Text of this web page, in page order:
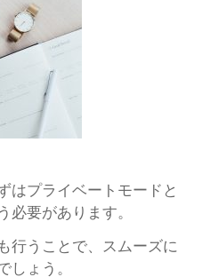
はプライベートモードと
必要があります。
行うことで、スムーズに
しょう。